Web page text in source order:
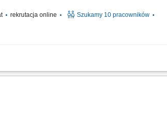
rekrutacja online
Szukamy 10 pracowników
Doradztwo w zakresie ubezpieczeń na życie,